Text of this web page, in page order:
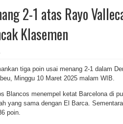
2-1 atas Rayo
Klasemen
tiga poin usai menang 2-1 dalam
, Minggu 10 Maret 2025 malam WIB.
Blancos menempel ketat Barcelona di
yang sama dengan El Barca.
poin.